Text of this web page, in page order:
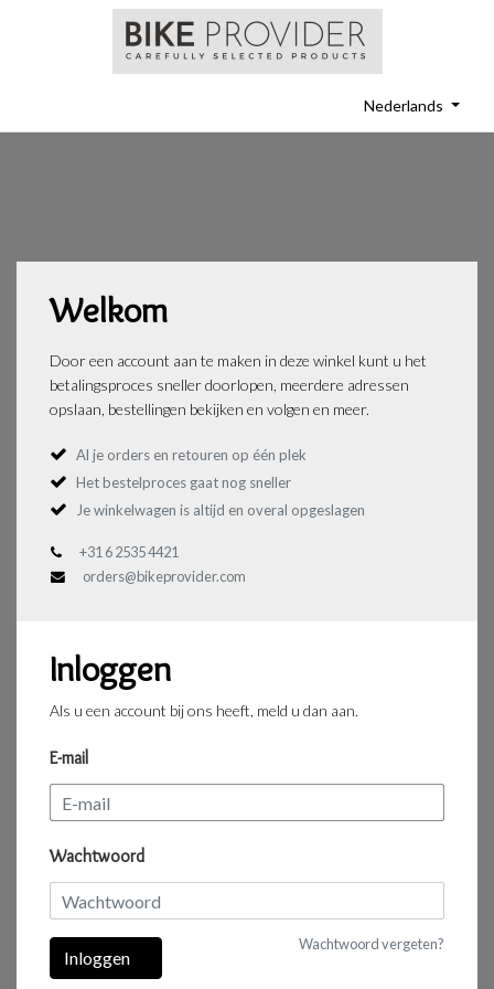
Nederlands
Welkom
Door een account aan te maken in deze winkel kunt u het
betalingsproces sneller doorlopen, meerdere adressen
opslaan, bestellingen bekijken en volgen en meer.
Al je orders en retouren op één plek
Het bestelproces gaat nog sneller
Je winkelwagen is altijd en overal opgeslagen
+31 6 2535 4421
orders@bikeprovider.com
Inloggen
Als u een account bij ons heeft, meld u dan aan.
E-mail
Wachtwoord
Wachtwoord vergeten?
Inloggen